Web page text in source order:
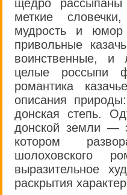
щедро рассыпаны
меткие
мудрость и
привольные
воинственные, и
целые россыпи
романтика
описания
донская степь.
донской земли —
котором
шолоховского
выразительное
раскрытия